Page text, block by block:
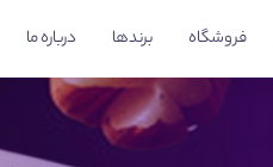
فروشگاه برندها درباره ما